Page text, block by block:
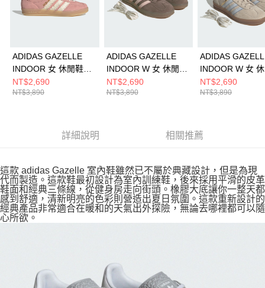
ADIDAS GAZELLE
INDOOR 女 休閒鞋
JS1413
NT$2,690
NT$3,890
ADIDAS GAZELLE
INDOOR W 女 休閒鞋
JR2431
NT$2,690
NT$3,890
ADIDAS
INDOOR W 女
JR2432
NT$2,690
NT$3,890
詳細說明 相關推薦
這款 adidas Gazelle 室內鞋雖然已不屬於典藏設計，但是為現
代而製造。這款鞋最初設計為室內訓練鞋，後來採用平滑的皮革
鞋面和經典三條線，從健身房走向街頭。橡膠大底讓你一整天都
感到舒適，清新明亮的色彩則營造出夏日氛圍。這款重新設計的
經典產品非常適合在暖和的天氣出外探險，無論去哪裡都可以隨
心所欲。